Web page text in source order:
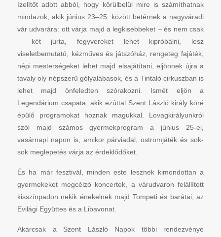
ízelítőt adott abból, hogy körülbelül mire is számíthatnak
mindazok, akik június 23–25. között betérnek a nagyváradi
vár udvarára: ott várja majd a legkisebbeket – és nem csak
– két jurta, fegyvereket lehet kipróbálni, lesz
viseletbemutató, kézműves és játszóház, rengeteg fajáték,
népi mesterségeket lehet majd elsajátítani, eljönnek újra a
tavaly oly népszerű gólyalábasok, és a Tintaló cirkuszban is
lehet majd önfeledten szórakozni. Ismét eljön a
Legendárium csapata, akik ezúttal Szent László király köré
épülő programokat hoznak magukkal. Lovagkirályunkról
szól majd számos gyermekprogram a június 25-ei,
vasárnapi napon is, amikor párviadal, ostromjáték és sok-
sok meglepetés várja az érdeklődőket.
És ha már fesztivál, minden este lesznek kimondottan a
gyermekeket megcélzó koncertek, a várudvaron felállított
kisszínpadon nekik énekelnek majd Tompeti és barátai, az
Evilági Együttes és a Libavonat.
Akárcsak a Szent László Napok többi rendezvénye